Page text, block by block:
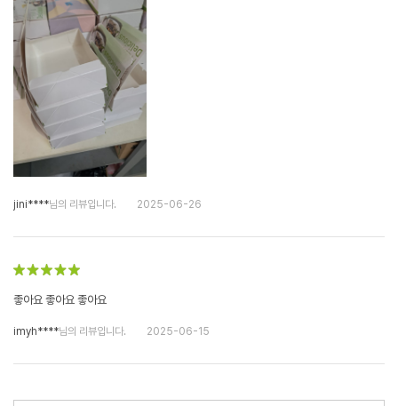
jini****님의 리뷰입니다. 2025-06-26
좋아요 좋아요 좋아요
imyh****님의 리뷰입니다. 2025-06-15